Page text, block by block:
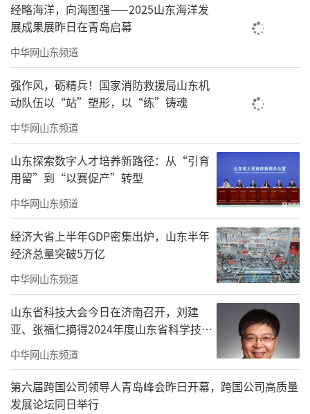
淡旺季互补、渠道资源共享
青岛啤酒在公告中明确，本次收购旨在通
过产业协同推动多元化发展，提升企业竞争
力。一方面，即墨黄酒与青岛啤酒同属发酵酒
类行业，双方在品牌推广、销售网络及渠道资
源上具备高度协同潜力。青岛啤酒可借助自身
成熟的全国化渠道体系，加速即墨黄酒的市场
渗透；而即墨黄酒的传统文化属性，也将为青
岛啤酒的多元化产品矩阵注入差异化竞争力。
另一方面，啤酒与黄酒的销售淡旺季存在
天然互补性。啤酒消费旺季集中在夏季，而黄
酒在秋冬季节需求旺盛。青岛啤酒通过整合两
经略海洋，向海图强——2025山东海洋发
展成果展昨日在青岛启幕
中华网山东频道
强作风，砺精兵！国家消防救援局山东机
动队伍以“站”塑形，以“练”铸魂
中华网山东频道
山东探索数字人才培养新路径：从“引育
用留”到“以赛促产”转型
中华网山东频道
经济大省上半年GDP密集出炉，山东半年
经济总量突破5万亿
中华网山东频道
山东省科技大会今日在济南召开，刘建
亚、张福仁摘得2024年度山东省科学技术
奖最高奖！
中华网山东频道
第六届跨国公司领导人青岛峰会昨日开幕，跨国公司高质量
发展论坛同日举行